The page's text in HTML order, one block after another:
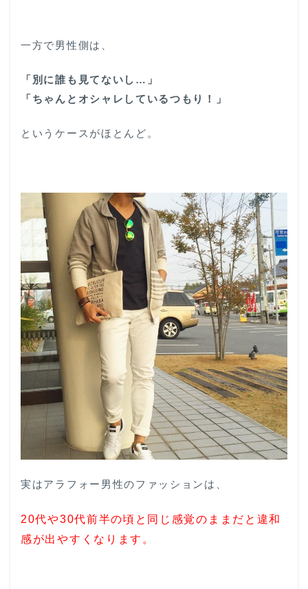
一方で男性側は、
「別に誰も見てないし…」
「ちゃんとオシャレしているつもり！」
というケースがほとんど。
実はアラフォー男性のファッションは、
20代や30代前半の頃と同じ感覚のままだと違和
感が出やすくなります。